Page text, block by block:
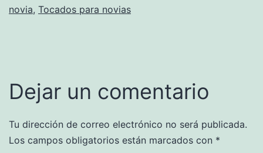
novia, Tocados para novias
Dejar un comentario
Tu dirección de correo electrónico no será publicada.
Los campos obligatorios están marcados con *